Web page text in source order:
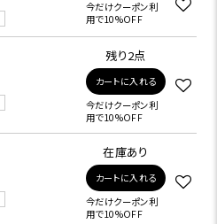
今だけクーポン利
用で10%OFF
残り2点
カートに入れる
今だけクーポン利
用で10%OFF
在庫あり
カートに入れる
今だけクーポン利
用で10%OFF